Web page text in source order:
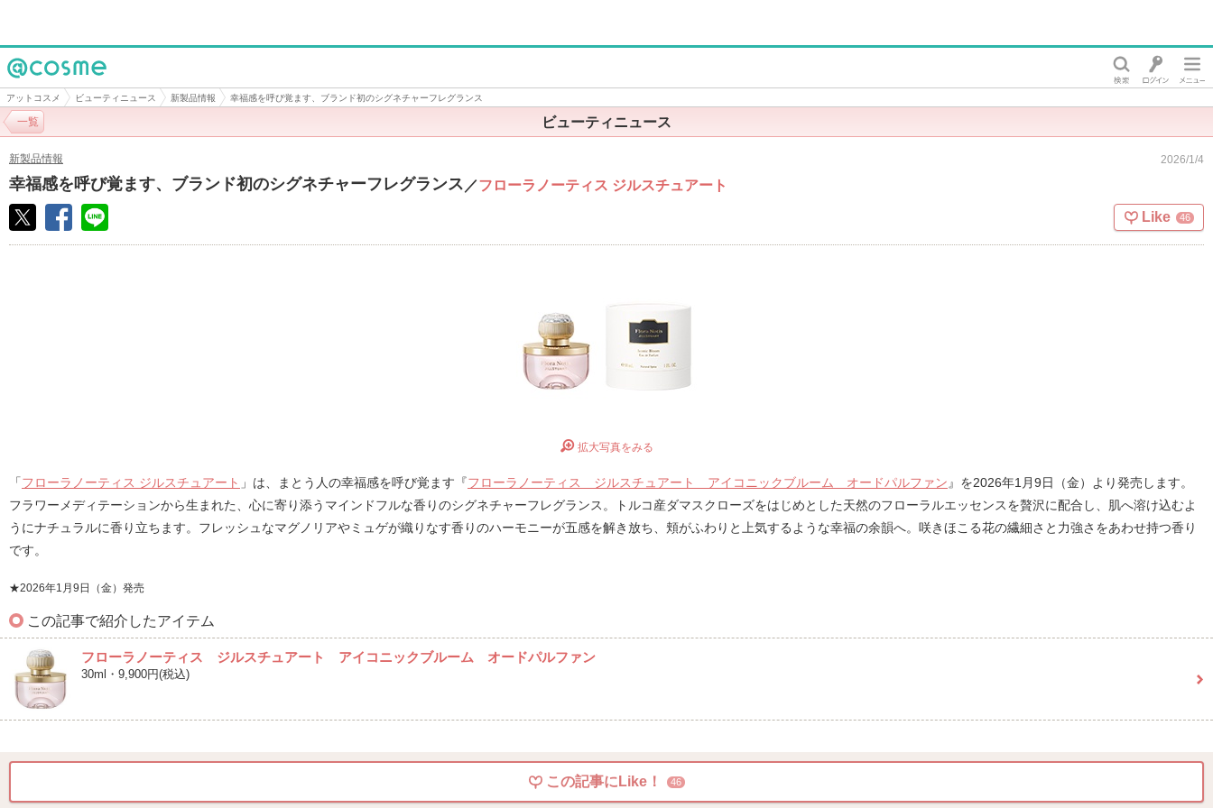
@cosme
アットコスメ ビューティニュース 新製品情報 幸福感を呼び覚ます、ブランド初のシグネチャーフレグランス
ビューティニュース
一覧
新製品情報 2026/1/4
幸福感を呼び覚ます、ブランド初のシグネチャーフレグランス ／フローラノーティス ジルスチュアート
Like 46
拡大写真をみる
「フローラノーティス ジルスチュアート 」は、まとう人の幸福感を呼び覚ます『フローラノーティス ジルスチュアート アイコニックブルーム オードパルファン 』を2026年1月9日（金）より発売します。
フラワーメディテーションから生まれた、心に寄り添うマインドフルな香りのシグネチャーフレグランス。トルコ産ダマスクローズをはじめとした天然のフローラルエッセンスを贅沢に配合し、肌へ溶け込むよ
うにナチュラルに香り立ちます。フレッシュなマグノリアやミュゲが織りなす香りのハーモニーが五感を解き放ち、頬がふわりと上気するような幸福の余韻へ。咲きほこる花の繊細さと力強さをあわせ持つ香り
です。
★2026年1月9日（金）発売
この記事で紹介したアイテム
フローラノーティス ジルスチュアート アイコニックブルーム オードパルファン
30ml・9,900円(税込)
この記事にLike！ 46